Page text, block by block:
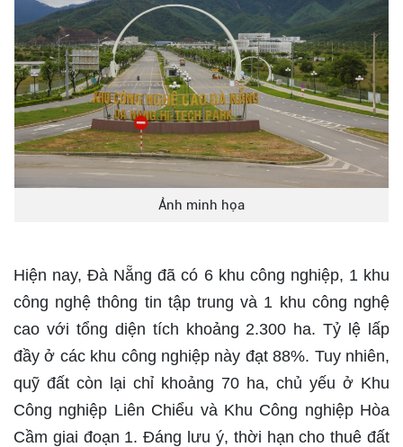
Ảnh minh họa
Hiện nay, Đà Nẵng đã có 6 khu công nghiệp, 1 khu
công nghệ thông tin tập trung và 1 khu công nghệ
cao với tổng diện tích khoảng 2.300 ha. Tỷ lệ lấp
đầy ở các khu công nghiệp này đạt 88%. Tuy nhiên,
quỹ đất còn lại chỉ khoảng 70 ha, chủ yếu ở Khu
Công nghiệp Liên Chiểu và Khu Công nghiệp Hòa
Cầm giai đoạn 1. Đáng lưu ý, thời hạn cho thuê đất